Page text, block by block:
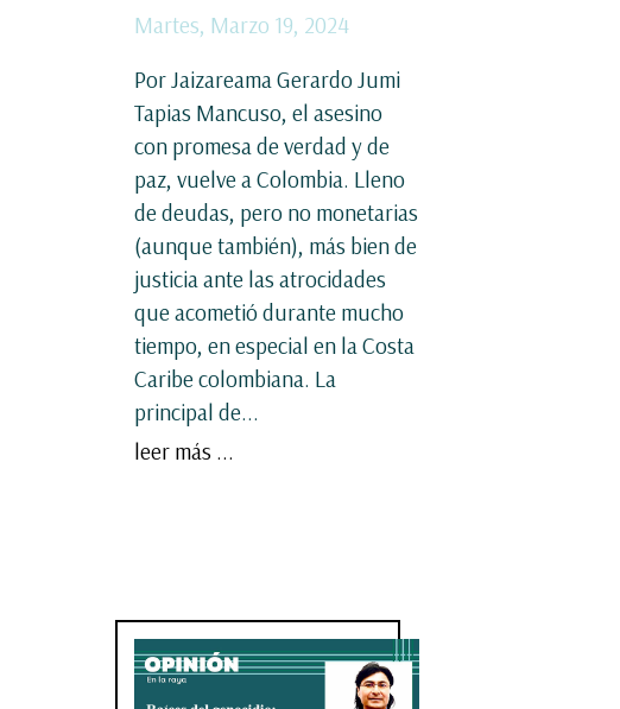
Martes, Marzo 19, 2024
Por Jaizareama Gerardo Jumi
Tapias Mancuso, el asesino
con promesa de verdad y de
paz, vuelve a Colombia. Lleno
de deudas, pero no monetarias
(aunque también), más bien de
justicia ante las atrocidades
que acometió durante mucho
tiempo, en especial en la Costa
Caribe colombiana. La
principal de...
leer más ...